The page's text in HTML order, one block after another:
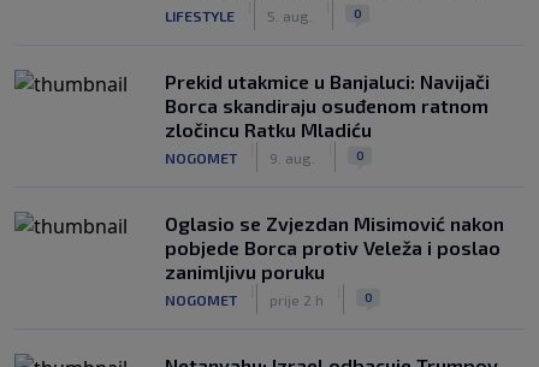
LIFESTYLE 5. aug. 0
Prekid utakmice u Banjaluci: Navijači
Borca skandiraju osuđenom ratnom
zločincu Ratku Mladiću
NOGOMET 9. aug. 0
Oglasio se Zvjezdan Misimović nakon
pobjede Borca protiv Veleža i poslao
zanimljivu poruku
NOGOMET prije 2 h 0